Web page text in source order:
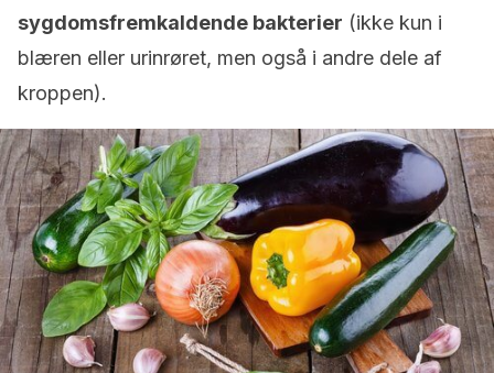
sygdomsfremkaldende bakterier (ikke kun i
blæren eller urinrøret, men også i andre dele af
kroppen).